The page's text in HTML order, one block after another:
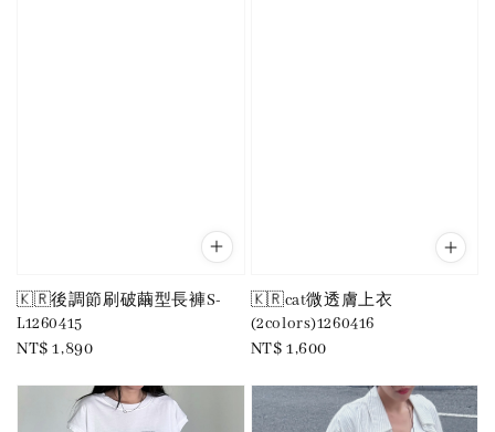
🇰🇷後調節刷破繭型長褲S-
L1260415
Regular
NT$ 1,890
🇰🇷cat微透膚上衣
(2colors)1260416
Regular
NT$ 1,600